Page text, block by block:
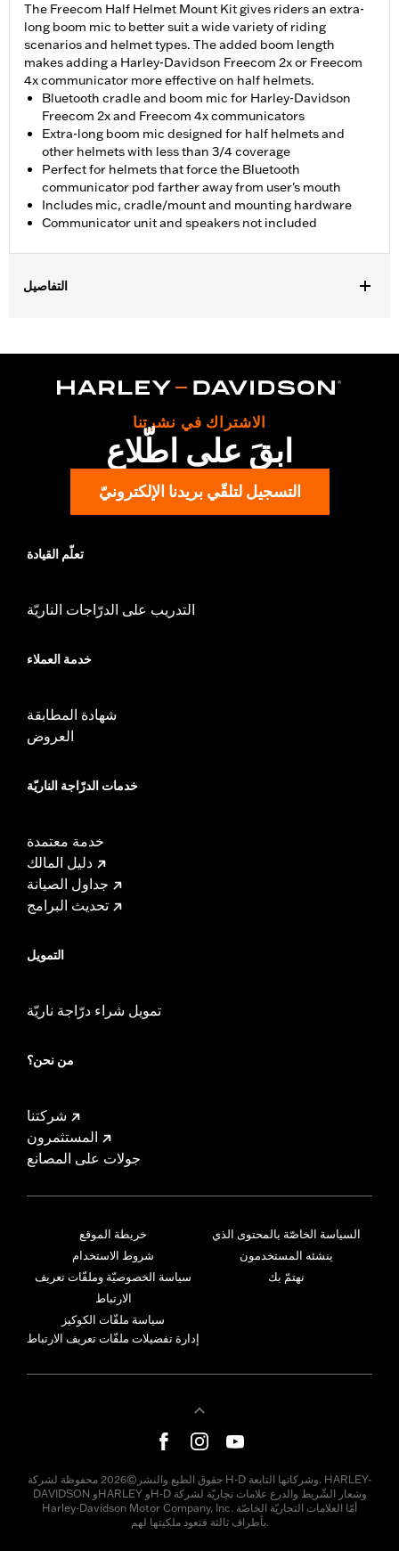
The Freecom Half Helmet Mount Kit gives riders an extra-
long boom mic to better suit a wide variety of riding
scenarios and helmet types. The added boom length
makes adding a Harley-Davidson Freecom 2x or Freecom
4x communicator more effective on half helmets.
Bluetooth cradle and boom mic for Harley-Davidson
Freecom 2x and Freecom 4x communicators
Extra-long boom mic designed for half helmets and
other helmets with less than 3/4 coverage
Perfect for helmets that force the Bluetooth
communicator pod farther away from user's mouth
Includes mic, cradle/mount and mounting hardware
Communicator unit and speakers not included
التفاصيل
Sold In Units:Each
Mic, cradle/mount, mounting hardware and
installation instructions
الاشتراك في نشرتنا
ابقَ على اطّلاع
التسجيل لتلقّي بريدنا الإلكترونيّ
تعلّم القيادة
التدريب على الدرّاجات الناريّة
خدمة العملاء
شهادة المطابقة
العروض
خدمات الدرّاجة الناريّة
خدمة معتمدة
دليل المالك
جداول الصيانة
تحديث البرامج
التمويل
تمويل شراء درّاجة ناريّة
من نحن؟
شركتنا
المستثمرون
جولات على المصانع
خريطة الموقع
شروط الاستخدام
سياسة الخصوصيّة وملفّات تعريف
الارتباط
سياسة ملفّات الكوكيز
إدارة تفضيلات ملفّات تعريف الارتباط
السياسة الخاصّة بالمحتوى الذي
ينشئه المستخدمون
نهتمّ بك
حقوق الطبع والنشر©2026 محفوظة لشركة H-D وشركاتها التابعة. HARLEY-
DAVIDSON وHARLEY وH-D وشعار الشّريط والدرع علامات تجاريّة لشركة
Harley-Davidson Motor Company, Inc. أمّا العلامات التجاريّة الخاصّة
بأطراف ثالثة فتعود ملكيتها لهم.